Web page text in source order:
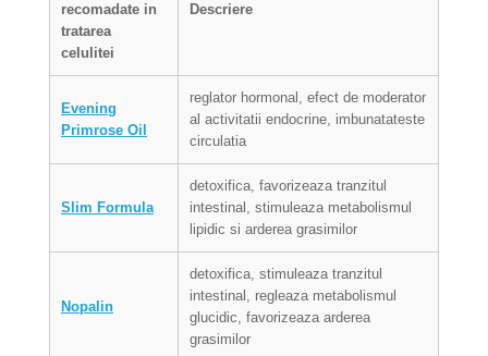
recomadate in
tratarea
celulitei
Descriere
Evening
Primrose Oil
reglator hormonal, efect de moderator
al activitatii endocrine, imbunatateste
circulatia
Slim Formula
detoxifica, favorizeaza tranzitul
intestinal, stimuleaza metabolismul
lipidic si arderea grasimilor
Nopalin
detoxifica, stimuleaza tranzitul
intestinal, regleaza metabolismul
glucidic, favorizeaza arderea
grasimilor